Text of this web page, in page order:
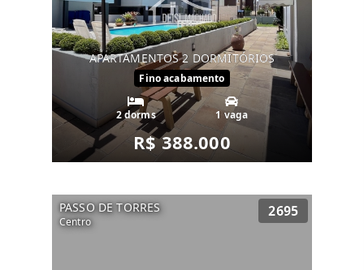
APARTAMENTOS 2 DORMITÓRIOS
Fino acabamento
2 dorms 1 vaga
R$ 388.000
PASSO DE TORRES
Centro
2695